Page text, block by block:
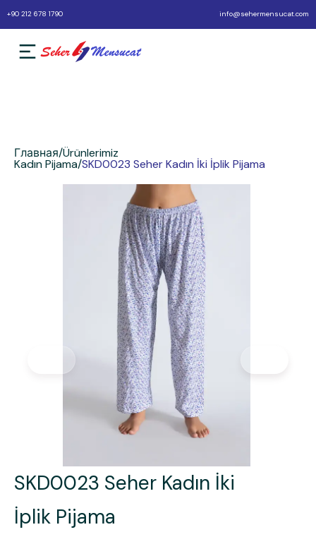
+90 212 678 1790 info@sehermensucat.com
Главная/Ürünlerimiz
Kadın Pijama/SKD0023 Seher Kadın İki İplik Pijama
SKD0023 Seher Kadın İki
İplik Pijama